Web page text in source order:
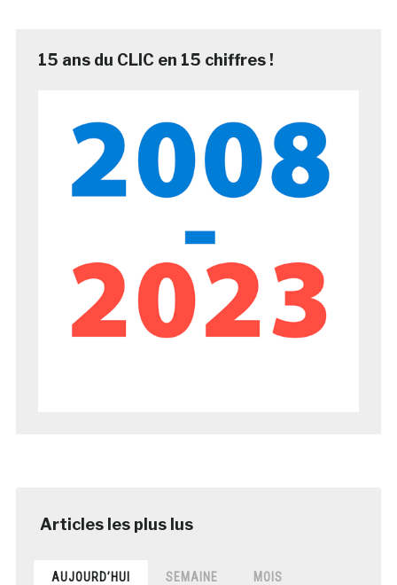
15 ans du CLIC en 15 chiffres !
AUJOURD’HUI SEMAINE MOIS